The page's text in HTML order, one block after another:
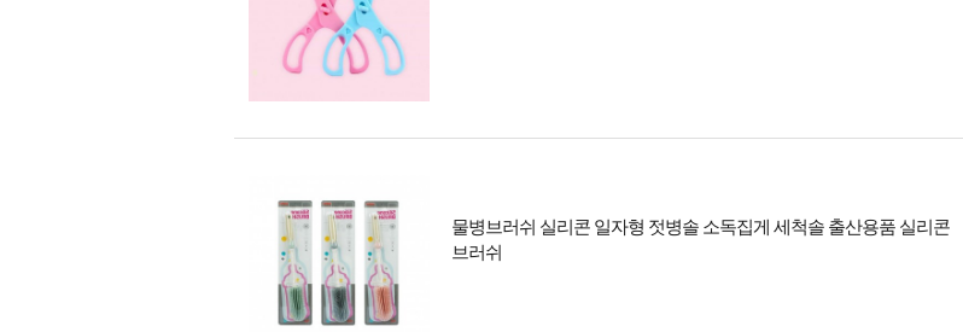
물병브러쉬 실리콘 일자형 젓병솔 소독집게 세척솔 출산용품 실리콘
브러쉬